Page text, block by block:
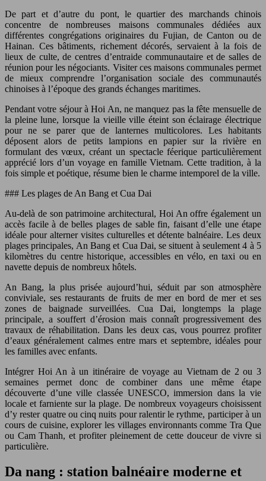
De part et d’autre du pont, le quartier des marchands chinois
concentre de nombreuses maisons communales dédiées aux
différentes congrégations originaires du Fujian, de Canton ou de
Hainan. Ces bâtiments, richement décorés, servaient à la fois de
lieux de culte, de centres d’entraide communautaire et de salles de
réunion pour les négociants. Visiter ces maisons communales permet
de mieux comprendre l’organisation sociale des communautés
chinoises à l’époque des grands échanges maritimes.
Pendant votre séjour à Hoi An, ne manquez pas la fête mensuelle de
la pleine lune, lorsque la vieille ville éteint son éclairage électrique
pour ne se parer que de lanternes multicolores. Les habitants
déposent alors de petits lampions en papier sur la rivière en
formulant des vœux, créant un spectacle féerique particulièrement
apprécié lors d’un voyage en famille Vietnam. Cette tradition, à la
fois simple et poétique, résume bien le charme intemporel de la ville.
### Les plages de An Bang et Cua Dai
Au-delà de son patrimoine architectural, Hoi An offre également un
accès facile à de belles plages de sable fin, faisant d’elle une étape
idéale pour alterner visites culturelles et détente balnéaire. Les deux
plages principales, An Bang et Cua Dai, se situent à seulement 4 à 5
kilomètres du centre historique, accessibles en vélo, en taxi ou en
navette depuis de nombreux hôtels.
An Bang, la plus prisée aujourd’hui, séduit par son atmosphère
conviviale, ses restaurants de fruits de mer en bord de mer et ses
zones de baignade surveillées. Cua Dai, longtemps la plage
principale, a souffert d’érosion mais connaît progressivement des
travaux de réhabilitation. Dans les deux cas, vous pourrez profiter
d’eaux généralement calmes entre mars et septembre, idéales pour
les familles avec enfants.
Intégrer Hoi An à un itinéraire de voyage au Vietnam de 2 ou 3
semaines permet donc de combiner dans une même étape
découverte d’une ville classée UNESCO, immersion dans la vie
locale et farniente sur la plage. De nombreux voyageurs choisissent
d’y rester quatre ou cinq nuits pour ralentir le rythme, participer à un
cours de cuisine, explorer les villages environnants comme Tra Que
ou Cam Thanh, et profiter pleinement de cette douceur de vivre si
particulière.
Da nang : station balnéaire moderne et